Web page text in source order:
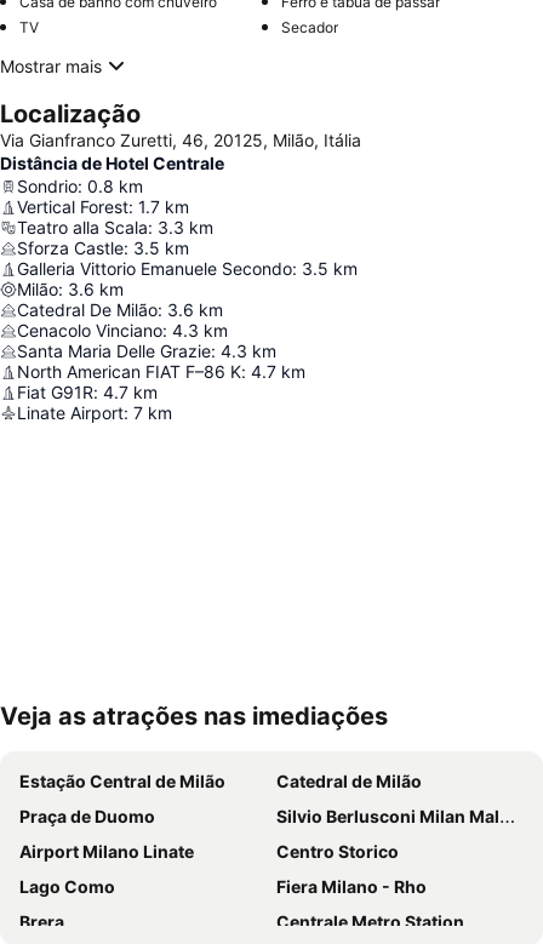
TV
Secador
Mostrar mais
Localização
Via Gianfranco Zuretti, 46, 20125, Milão, Itália
Distância de Hotel Centrale
Sondrio: 0.8 km
Vertical Forest: 1.7 km
Teatro alla Scala: 3.3 km
Sforza Castle: 3.5 km
Galleria Vittorio Emanuele Secondo: 3.5 km
Milão: 3.6 km
Catedral De Milão: 3.6 km
Cenacolo Vinciano: 4.3 km
Santa Maria Delle Grazie: 4.3 km
North American FIAT F–86 K: 4.7 km
Fiat G91R: 4.7 km
Linate Airport: 7 km
Ampliar mapa
Veja as atrações nas imediações
Estação Central de Milão
Catedral de Milão
Praça de Duomo
Silvio Berlusconi Milan Malpensa Airport
Airport Milano Linate
Centro Storico
Lago Como
Fiera Milano - Rho
Brera
Centrale Metro Station